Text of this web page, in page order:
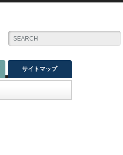
サイトマップ